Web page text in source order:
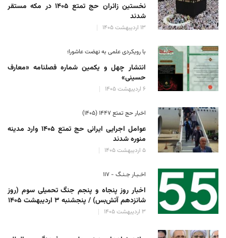
نخستین زائران حج تمتع ۱۴۰۵ در مکه مستقر
شدند
۱۳ اردیبهشت ۱۴۰۵
با رویکردی علمی به نهضت عاشورا؛
انتشار چهل و یکمین شماره فصلنامه «معارف
حسینی»
۶ اردیبهشت ۱۴۰۵
اخبار حج تمتع ۱۴۴۷ (۱۴۰۵)
عوامل اجرایی ایرانی حج تمتع ۱۴۰۵ وارد مدینه
منوره ‌شدند
۵ اردیبهشت ۱۴۰۵
اخـبـار جـنـگ - ۱۱۷
اخبار روز پنجاه و پنجم جنگ تحمیلی سوم (روز
شانزدهم آتش‌بس) / پنجشنبه ۳ اردیبهشت ۱۴۰۵
۳ اردیبهشت ۱۴۰۵